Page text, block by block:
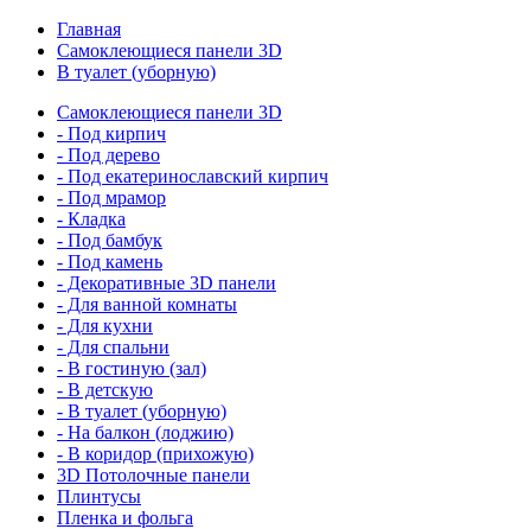
Главная
Самоклеющиеся панели 3D
В туалет (уборную)
Самоклеющиеся панели 3D
- Под кирпич
- Под дерево
- Под екатеринославский кирпич
- Под мрамор
- Кладка
- Под бамбук
- Под камень
- Декоративные 3D панели
- Для ванной комнаты
- Для кухни
- Для спальни
- В гостиную (зал)
- В детскую
- В туалет (уборную)
- На балкон (лоджию)
- В коридор (прихожую)
3D Потолочные панели
Плинтусы
Пленка и фольга